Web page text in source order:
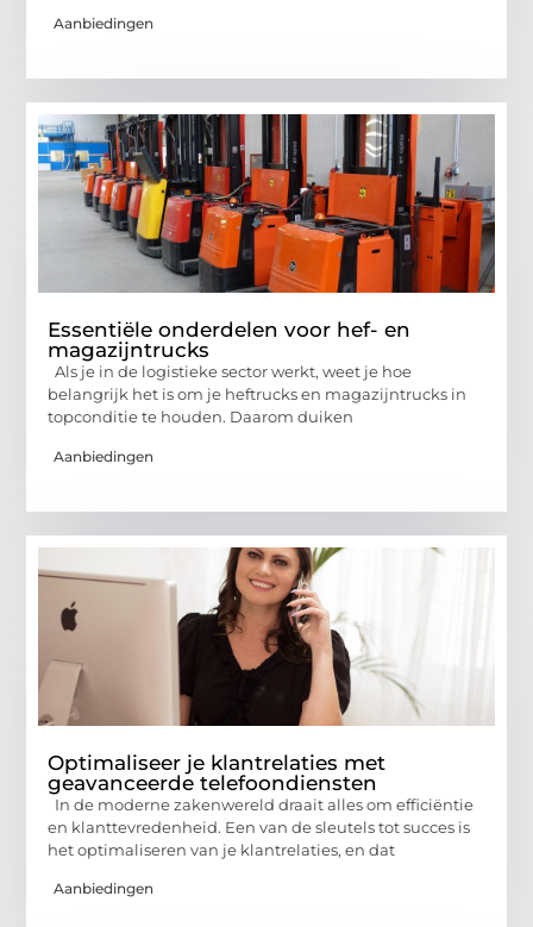
Aanbiedingen
Essentiële onderdelen voor hef- en
magazijntrucks
Als je in de logistieke sector werkt, weet je hoe
belangrijk het is om je heftrucks en magazijntrucks in
topconditie te houden. Daarom duiken
Aanbiedingen
Optimaliseer je klantrelaties met
geavanceerde telefoondiensten
In de moderne zakenwereld draait alles om efficiëntie
en klanttevredenheid. Een van de sleutels tot succes is
het optimaliseren van je klantrelaties, en dat
Aanbiedingen